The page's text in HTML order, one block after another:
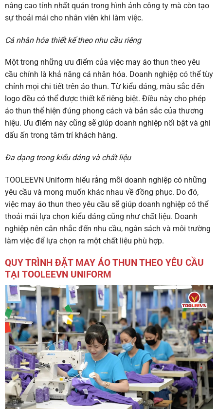
nâng cao tính nhất quán trong hình ảnh công ty mà còn tạo
sự thoải mái cho nhân viên khi làm việc.
Cá nhân hóa thiết kế theo nhu cầu riêng
Một trong những ưu điểm của việc may áo thun theo yêu
cầu chính là khả năng cá nhân hóa. Doanh nghiệp có thể tùy
chỉnh mọi chi tiết trên áo thun. Từ kiểu dáng, màu sắc đến
logo đều có thể được thiết kế riêng biệt. Điều này cho phép
áo thun thể hiện đúng phong cách và bản sắc của thương
hiệu. Ưu điểm này cũng sẽ giúp doanh nghiệp nổi bật và ghi
dấu ấn trong tâm trí khách hàng.
Đa dạng trong kiểu dáng và chất liệu
TOOLEEVN Uniform hiểu rằng mỗi doanh nghiệp có những
yêu cầu và mong muốn khác nhau về đồng phục. Do đó,
việc may áo thun theo yêu cầu sẽ giúp doanh nghiệp có thể
thoải mái lựa chọn kiểu dáng cũng như chất liệu. Doanh
nghiệp nên cân nhắc đến nhu cầu, ngân sách và môi trường
làm việc để lựa chọn ra một chất liệu phù hợp.
QUY TRÌNH ĐẶT MAY ÁO THUN THEO YÊU CẦU
TẠI TOOLEEVN UNIFORM